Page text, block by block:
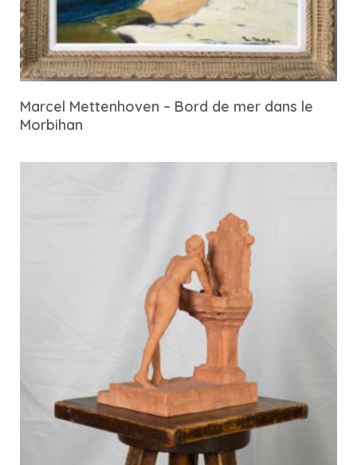
Marcel Mettenhoven – Bord de mer dans le
Morbihan